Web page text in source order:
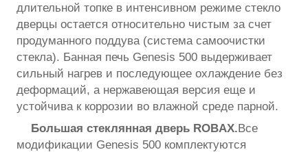
длительной топке в интенсивном режиме стекло
дверцы остается относительно чистым за счет
продуманного поддува (система самоочистки
стекла). Банная печь Genesis 500 выдерживает
сильный нагрев и последующее охлаждение без
деформаций, а нержавеющая версия еще и
устойчива к коррозии во влажной среде парной.
Большая стеклянная дверь ROBAX.Все
модификации Genesis 500 комплектуются